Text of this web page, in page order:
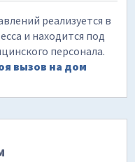
реализуется в
и находится под
персонала.
вызов на дом